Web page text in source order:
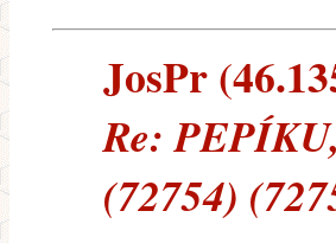
JosPr
Re:
(72754)